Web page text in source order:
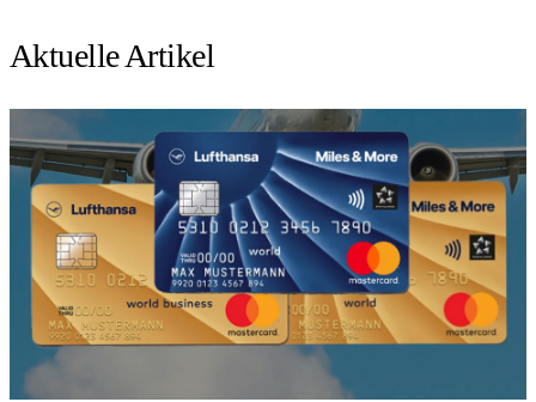
Aktuelle Artikel